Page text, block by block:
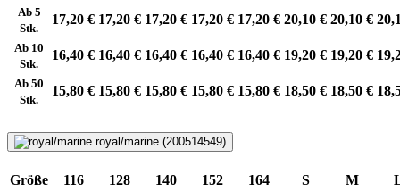
Ab 5
Stk.
17,20 € 17,20 € 17,20 € 17,20 € 17,20 € 20,10 € 20,10 €
Ab 10
Stk.
16,40 € 16,40 € 16,40 € 16,40 € 16,40 € 19,20 € 19,20 €
Ab 50
Stk.
15,80 € 15,80 € 15,80 € 15,80 € 15,80 € 18,50 € 18,50 €
royal/marine (200514549)
Größe 116 128 140 152 164 S M